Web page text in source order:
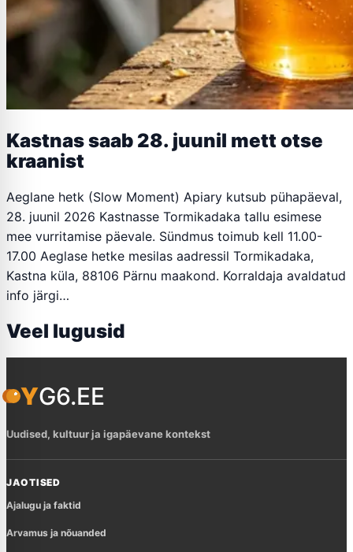
Kastnas saab 28. juunil mett otse
kraanist
Aeglane hetk (Slow Moment) Apiary kutsub pühapäeval,
28. juunil 2026 Kastnasse Tormikadaka tallu esimese
mee vurritamise päevale. Sündmus toimub kell 11.00-
17.00 Aeglase hetke mesilas aadressil Tormikadaka,
Kastna küla, 88106 Pärnu maakond. Korraldaja avaldatud
info järgi…
Veel lugusid
YG6.EE
Uudised, kultuur ja igapäevane kontekst
JAOTISED
Ajalugu ja faktid
Arvamus ja nõuanded